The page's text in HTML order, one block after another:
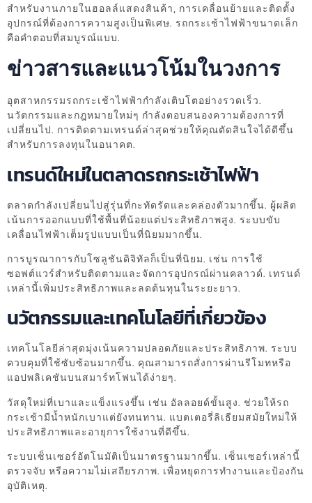
สำหรับงานภายในฮอลล์แสดงสินค้า, การเคลื่อนย้ายและติดตั้ง
อุปกรณ์ที่ต้องการความสูงเป็นพิเศษ. รถกระเช้าไฟฟ้าขนาดเล็ก
คือคำตอบที่สมบูรณ์แบบ.
ข่าวสารและแนวโน้มในวงการ
อุตสาหกรรมรถกระเช้าไฟฟ้ากำลังเติบโตอย่างรวดเร็ว.
นวัตกรรมและกฎหมายใหม่ๆ กำลังตอบสนองความต้องการที่
เปลี่ยนไป. การติดตามเทรนด์ล่าสุดช่วยให้คุณตัดสินใจได้ดีขึ้น
สำหรับการลงทุนในอนาคต.
เทรนด์ใหม่ในตลาดรถกระเช้าไฟฟ้า
ตลาดกำลังเปลี่ยนไปสู่รุ่นที่กะทัดรัดและคล่องตัวมากขึ้น. ผู้ผลิต
เน้นการออกแบบที่ใช้พื้นที่น้อยแต่ประสิทธิภาพสูง. ระบบขับ
เคลื่อนไฟฟ้าเต็มรูปแบบเป็นที่นิยมมากขึ้น.
การบูรณาการกับโซลูชันดิจิทัลก็เป็นที่นิยม. เช่น การใช้
ซอฟต์แวร์สำหรับติดตามและจัดการอุปกรณ์ผ่านคลาวด์. เทรนด์
เหล่านี้เพิ่มประสิทธิภาพและลดต้นทุนในระยะยาว.
นวัตกรรมและเทคโนโลยีที่เกี่ยวข้อง
เทคโนโลยีล่าสุดมุ่งเน้นความปลอดภัยและประสิทธิภาพ. ระบบ
ควบคุมที่ใช้ซับซ้อนมากขึ้น. คุณสามารถสั่งการผ่านรีโมทหรือ
แอปพลิเคชันบนสมาร์ทโฟนได้ง่ายๆ.
วัสดุใหม่ที่เบาและแข็งแรงขึ้น เช่น อัลลอยด์ขั้นสูง. ช่วยให้รถ
กระเช้ามีน้ำหนักเบาแต่ยังทนทาน. แบตเตอรี่ลิเธียมสมัยใหม่ให้
ประสิทธิภาพและอายุการใช้งานที่ดีขึ้น.
ระบบเซ็นเซอร์อัตโนมัติเป็นมาตรฐานมากขึ้น. เซ็นเซอร์เหล่านี้
ตรวจจับ หรือความไม่เสถียรภาพ. เพื่อหยุดการทำงานและป้องกัน
อุบัติเหตุ.